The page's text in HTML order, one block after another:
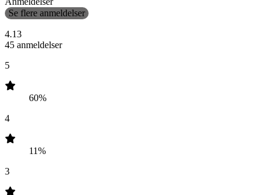
Se flere anmeldelser
4.13
45 anmeldelser
5
60%
4
11%
3